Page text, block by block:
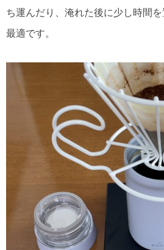
ち運んだり、淹れた後に少し時間
最適です。